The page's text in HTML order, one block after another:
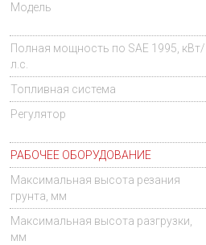
Модель
Полная мощность по SAE 1995, кВт/
л.с.
Топливная система
Регулятор
РАБОЧЕЕ ОБОРУДОВАНИЕ
Максимальная высота резания
грунта, мм
Максимальная высота разгрузки,
мм